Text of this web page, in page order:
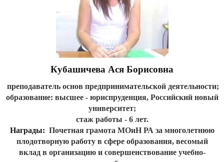
Кубашичева Ася Борисовна
преподаватель основ предпринимательской деятельности;
образование: высшее - юриспруденция, Российский новый
университет;
стаж работы - 6 лет.
Награды: Почетная грамота МОиН РА за многолетнюю
плодотворную работу в сфере образования, весомый
вклад в организацию и совершенствование учебно-